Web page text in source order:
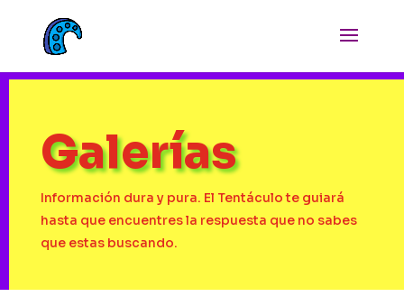
Galerías
Información dura y pura. El Tentáculo te guiará
hasta que encuentres la respuesta que no sabes
que estas buscando.